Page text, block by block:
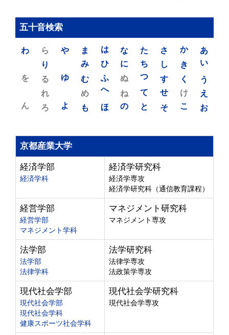
五十音検索
あ
い
う
え
お
か
き
く
け
こ
さ
し
す
せ
そ
た
ち
つ
て
と
な
に
ぬ
ね
の
は
ひ
ふ
へ
ほ
ま
み
む
め
も
や
ゆ
よ
ら
り
る
れ
ろ
わ
を
ん
京都産業大学
経済学部
経済学科
経済学研究科
経済学専攻
経済学研究科（通信教育課程）
経営学部
経営学部
マネジメント学科
マネジメント研究科
マネジメント専攻
法学部
法学部
法律学科
法学研究科
法律学専攻
法政策学専攻
現代社会学部
現代社会学部
現代社会学科
健康スポーツ社会学科
現代社会学研究科
現代社会学専攻